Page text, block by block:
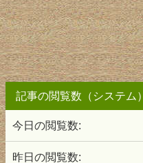
記事の閲覧数（システム）
今日の閲覧数:
昨日の閲覧数: